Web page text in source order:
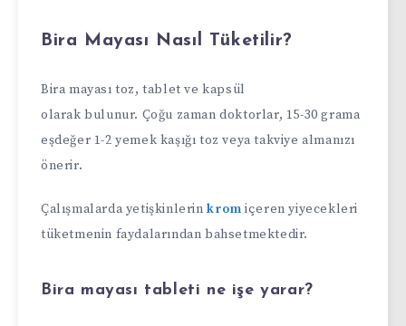
Bira Mayası Nasıl Tüketilir?
Bira mayası toz, tablet ve kapsül
olarak bulunur. Çoğu zaman doktorlar, 15-30 grama
eşdeğer 1-2 yemek kaşığı toz veya takviye almanızı
önerir.
Çalışmalarda yetişkinlerinkromiçeren yiyecekleri
tüketmenin faydalarından bahsetmektedir.
Bira mayası tableti ne işe yarar?